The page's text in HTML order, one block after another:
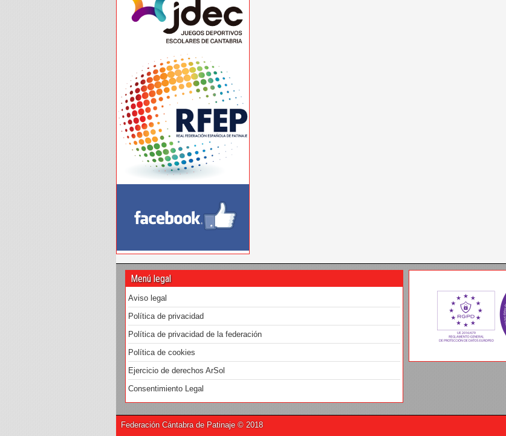
Menú legal
Aviso legal
Política de privacidad
Política de privacidad de la federación
Política de cookies
Ejercicio de derechos ArSol
Consentimiento Legal
Federación Cántabra de Patinaje © 2018